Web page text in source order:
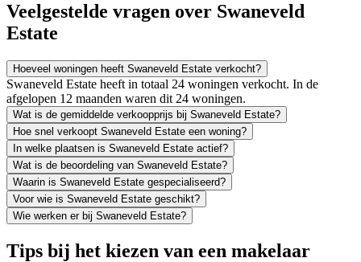
Veelgestelde vragen over Swaneveld
Estate
Hoeveel woningen heeft Swaneveld Estate verkocht?
Swaneveld Estate heeft in totaal 24 woningen verkocht. In de
afgelopen 12 maanden waren dit 24 woningen.
Wat is de gemiddelde verkoopprijs bij Swaneveld Estate?
Hoe snel verkoopt Swaneveld Estate een woning?
In welke plaatsen is Swaneveld Estate actief?
Wat is de beoordeling van Swaneveld Estate?
Waarin is Swaneveld Estate gespecialiseerd?
Voor wie is Swaneveld Estate geschikt?
Wie werken er bij Swaneveld Estate?
Tips bij het kiezen van een makelaar